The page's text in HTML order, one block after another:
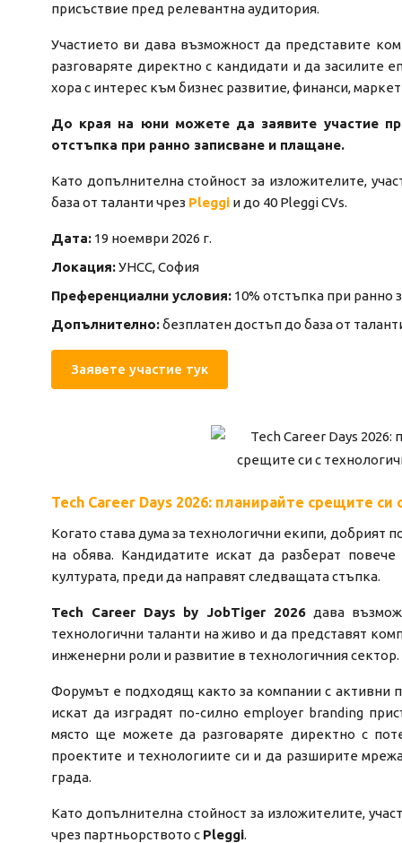
присъствие пред релевантна аудитория.
Участието ви дава възможност да представите
разговаряте директно с кандидати и да засилите
хора с интерес към бизнес развитие, финанси,
До края на юни можете да заявите участие
отстъпка при ранно записване и плащане.
Като допълнителна стойност за изложителите,
база от таланти чрез Pleggi и до 40 Pleggi CVs.
Дата: 19 ноември 2026 г.
Локация:УНСС, София
Преференциални условия: 10% отстъпка при
Допълнително:безплатен достъп до база от
Заявете участие тук
Tech Career Days 2026: планирайте срещите си
Когато става дума за технологични екипи, добрият
на обява. Кандидатите искат да разберат
културата, преди да направят следващата стъпка.
Tech Career Days by JobTiger 2026 дава
технологични таланти на живо и да представят
инженерни роли и развитие в технологичния сектор.
Форумът е подходящ както за компании с активни
искат да изградят по-силно employer branding
място ще можете да разговаряте директно с
проектите и технологиите си и да разширите
града.
Като допълнителна стойност за изложителите,
чрез партньорството с Pleggi.